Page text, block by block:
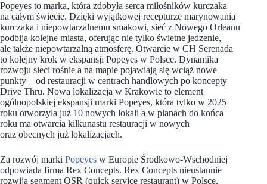
Popeyes to marka, która zdobyła serca miłośników kurczaka
na całym świecie. Dzięki wyjątkowej recepturze marynowania
kurczaka i niepowtarzalnemu smakowi, sieć z Nowego Orleanu
podbija kolejne miasta, oferując nie tylko świetne jedzenie,
ale także niepowtarzalną atmosferę. Otwarcie w CH Serenada
to kolejny krok w ekspansji Popeyes w Polsce. Dynamika
rozwoju sieci rośnie a na mapie pojawiają się wciąż nowe
punkty – od restauracji w centrach handlowych po koncepty
Drive Thru. Nowa lokalizacja w Krakowie to element
ogólnopolskiej ekspansji marki Popeyes, która tylko w 2025
roku otworzyła już 10 nowych lokali a w planach do końca
roku ma otwarcia kilkunastu restauracji w nowych
oraz obecnych już lokalizacjach.
Za rozwój marki Popeyes w Europie Środkowo-Wschodniej
odpowiada firma Rex Concepts. Rex Concepts nieustannie
rozwija segment QSR (quick service restaurant) w Polsce,